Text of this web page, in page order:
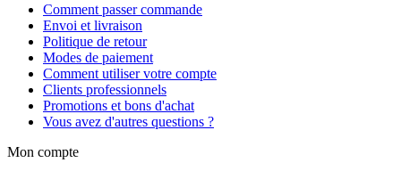
Comment passer commande
Envoi et livraison
Politique de retour
Modes de paiement
Comment utiliser votre compte
Clients professionnels
Promotions et bons d'achat
Vous avez d'autres questions ?
Mon compte